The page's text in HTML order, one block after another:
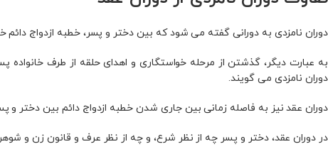
دوران نامزدی به دورانی گفته می‌ شود که بین دختر و پسر، خطبه ازدواج دائم
به عبارت دیگر، گذشتن از مرحله خواستگاری و اهدای حلقه از طرف خانواده
دوران نامزدی می گویند.
دوران عقد نیز به فاصله زمانی بین جاری شدن خطبه ازدواج دائم بین دختر
در دوران عقد، دختر و پسر چه از نظر شرع، و چه از نظر عرف و قانون زن و